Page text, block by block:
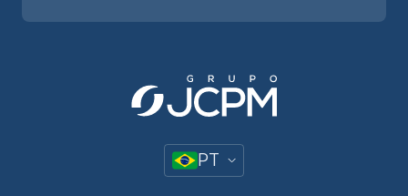
PT